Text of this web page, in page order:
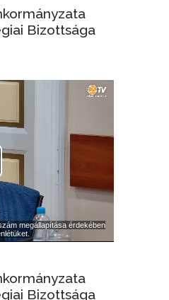
Bizottsága
Bizottsága